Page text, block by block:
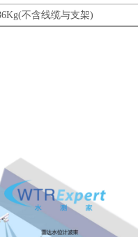
不含线缆与支架)